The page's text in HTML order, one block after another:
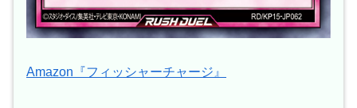
Amazon『フィッシャーチャージ』